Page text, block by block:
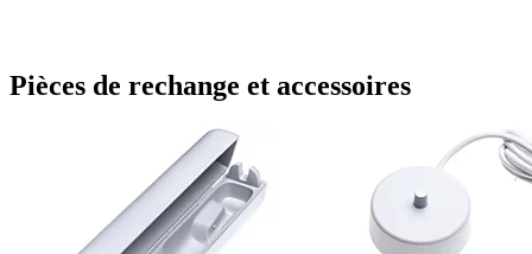
Pièces de rechange et accessoires